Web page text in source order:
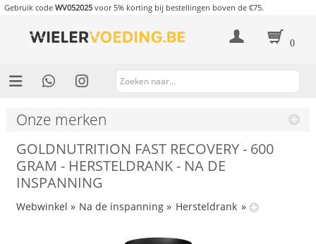
Gebruik code WV052025voor 5% korting bij bestellingen boven de €75.
0
Onze merken
GOLDNUTRITION FAST RECOVERY - 600
GRAM - HERSTELDRANK - NA DE
INSPANNING
Webwinkel » Na de inspanning » Hersteldrank »